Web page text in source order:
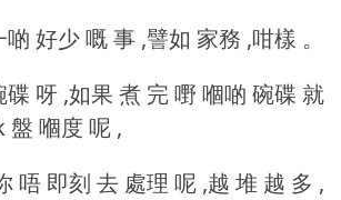
好少 嘅 事 ,譬如 家務 ,咁樣 。
呀 ,如果 煮 完 嘢 嗰啲 碗碟 就
盤 嗰度 呢 ,
唔 即刻 去 處理 呢 ,越 堆 越 多 ,